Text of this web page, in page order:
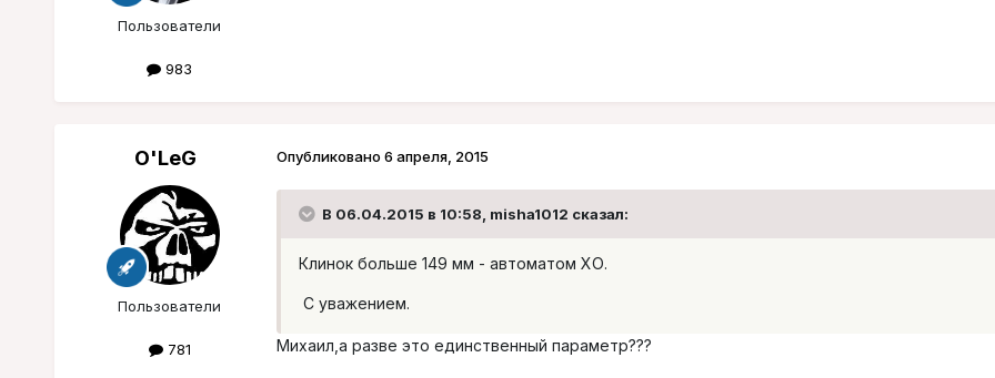
Пользователи
983
O'LeG
Пользователи
781
Опубликовано 6 апреля, 2015
В 06.04.2015 в 10:58, misha1012 сказал:
Клинок больше 149 мм - автоматом ХО.
С уважением.
Михаил,а разве это единственный параметр???